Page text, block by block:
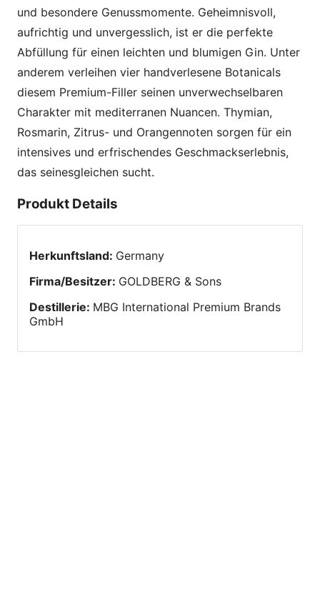
und besondere Genussmomente. Geheimnisvoll,
aufrichtig und unvergesslich, ist er die perfekte
Abfüllung für einen leichten und blumigen Gin. Unter
anderem verleihen vier handverlesene Botanicals
diesem Premium-Filler seinen unverwechselbaren
Charakter mit mediterranen Nuancen. Thymian,
Rosmarin, Zitrus- und Orangennoten sorgen für ein
intensives und erfrischendes Geschmackserlebnis,
das seinesgleichen sucht.
Produkt Details
Herkunftsland: Germany
Firma/Besitzer: GOLDBERG & Sons
Destillerie: MBG International Premium Brands
GmbH